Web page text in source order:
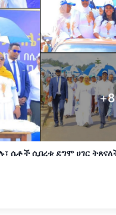
ሴቶች ሲበረቱ ደግሞ ሀገር